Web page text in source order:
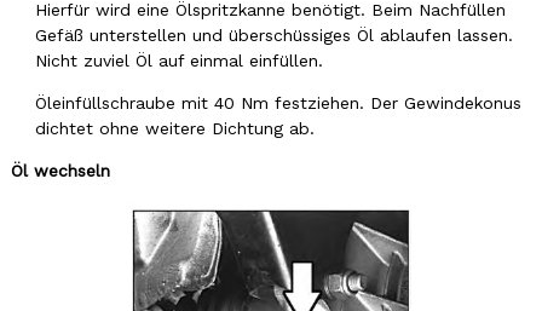
Hierfür wird eine Ölspritzkanne benötigt. Beim Nachfüllen
Gefäß unterstellen und überschüssiges Öl ablaufen lassen.
Nicht zuviel Öl auf einmal einfüllen.
Öleinfüllschraube mit 40 Nm festziehen. Der Gewindekonus
dichtet ohne weitere Dichtung ab.
Öl wechseln